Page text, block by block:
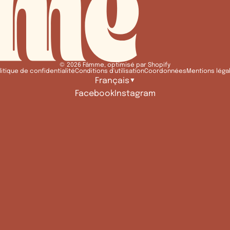
© 2026 Fâmme, optimisé par Shopify
de confidentialitéConditions d'utilisationCoordonnées Mentions
Français ▼
FacebookInstagram